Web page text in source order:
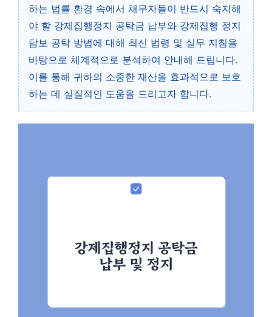
하는 법률 환경 속에서 채무자들이 반드시 숙지해
야 할 강제집행정지 공탁금 납부와 강제집행 정지
담보 공탁 방법에 대해 최신 법령 및 실무 지침을
바탕으로 체계적으로 분석하여 안내해 드립니다.
이를 통해 귀하의 소중한 재산을 효과적으로 보호
하는 데 실질적인 도움을 드리고자 합니다.